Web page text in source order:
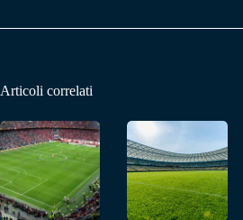
Articoli correlati